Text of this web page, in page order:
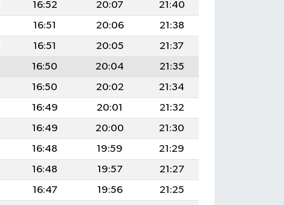
16:52 20:07
21:40
16:51 20:06
21:38
16:51 20:05
21:37
16:50 20:04
21:35
16:50 20:02
21:34
16:49 20:01
21:32
16:49 20:00
21:30
16:48 19:59
21:29
16:48 19:57
21:27
16:47 19:56
21:25